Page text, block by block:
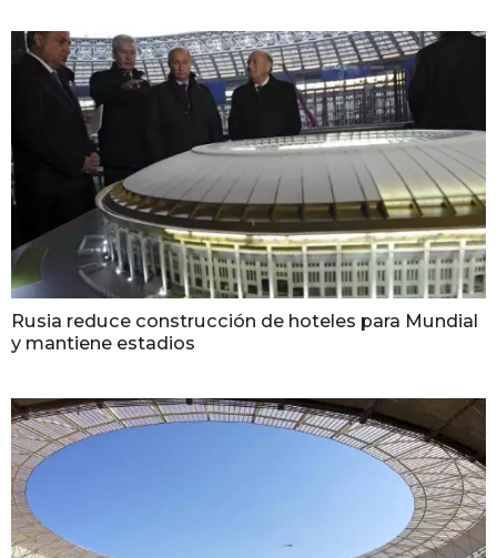
Rusia reduce construcción de hoteles para Mundial
y mantiene estadios